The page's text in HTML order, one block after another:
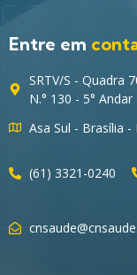
Entre em
SRTV/S - Quadra
N.° 130 - 5° Andar
Asa Sul - Brasília -
(61) 3321-0240